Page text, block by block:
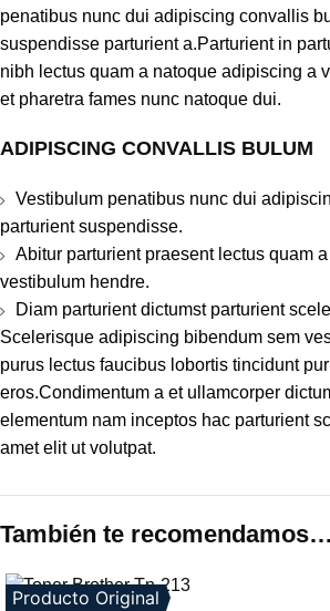
penatibus nunc dui adipiscing convallis
suspendisse parturient a.Parturient in
nibh lectus quam a natoque adipiscing a
et pharetra fames nunc natoque dui.
ADIPISCING CONVALLIS BULUM
Vestibulum penatibus nunc dui
parturient suspendisse.
Abitur parturient praesent lectus quam
vestibulum hendre.
Diam parturient dictumst parturient
Scelerisque adipiscing bibendum sem
purus lectus faucibus lobortis tincidunt
eros.Condimentum a et ullamcorper
elementum nam inceptos hac parturient
amet elit ut volutpat.
También te recomendamos…
Producto Original